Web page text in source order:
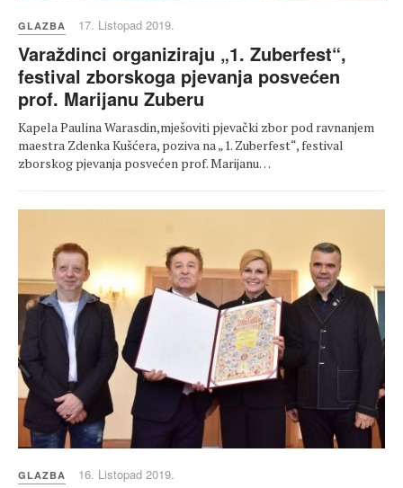
GLAZBA 17. Listopad 2019.
Varaždinci organiziraju „1. Zuberfest“,
festival zborskoga pjevanja posvećen
prof. Marijanu Zuberu
Kapela Paulina Warasdin,mješoviti pjevački zbor pod ravnanjem
maestra Zdenka Kušćera, poziva na „1. Zuberfest“, festival
zborskog pjevanja posvećen prof. Marijanu…
GLAZBA 16. Listopad 2019.